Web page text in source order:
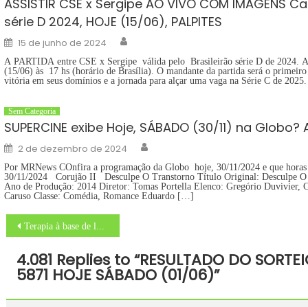
ASSISTIR CSE x Sergipe AO VIVO COM IMAGENS
série D 2024, HOJE (15/06), PALPITES
Posted
on
15 de junho de 2024
A PARTIDA entre CSE x Sergipe válida pelo Brasileirão série D de 2024.
(15/06) às 17 hs (horário de Brasília). O mandante da partida será o
vitória em seus domínios e a jornada para alçar uma vaga na Série C de
Sem Categoria
SUPERCINE exibe Hoje, SÁBADO (30/11) na
Posted
on
2 de dezembro de 2024
Por MRNews COnfira a programação da Globo hoje, 30/11/2024 e que
30/11/2024 Corujão II Desculpe O Transtorno Título Original: Desculpe O
Ano de Produção: 2014 Diretor: Tomas Portella Elenco: Gregório Duvivier,
Caruso Classe: Comédia, Romance Eduardo […]
Navegação
de
Post
4.081 Replies to “RESULTADO DO
5871 HOJE SÁBADO (01/06)”